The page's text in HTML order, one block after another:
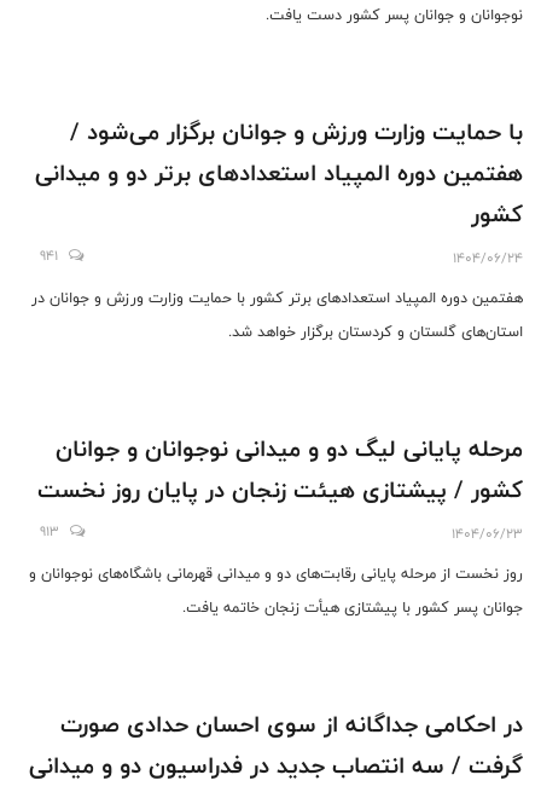
نوجوانان و جوانان پسر کشور دست یافت.
با حمایت وزارت ورزش و جوانان برگزار می‌شود /
هفتمین دوره المپیاد استعدادهای برتر دو و میدانی
کشور
1404/06/24
941
هفتمین دوره المپیاد استعدادهای برتر کشور با حمایت وزارت ورزش و جوانان در
استان‌های گلستان و کردستان برگزار خواهد شد.
مرحله پایانی لیگ دو و میدانی نوجوانان و جوانان
کشور / پیشتازی هیئت زنجان در پایان روز نخست
1404/06/23
913
روز نخست از مرحله پایانی رقابت‌های دو و میدانی قهرمانی باشگاه‌های نوجوانان و
جوانان پسر کشور با پیشتازی هیأت زنجان خاتمه یافت.
در احکامی جداگانه از سوی احسان حدادی صورت
گرفت / سه انتصاب جدید در فدراسیون دو و میدانی